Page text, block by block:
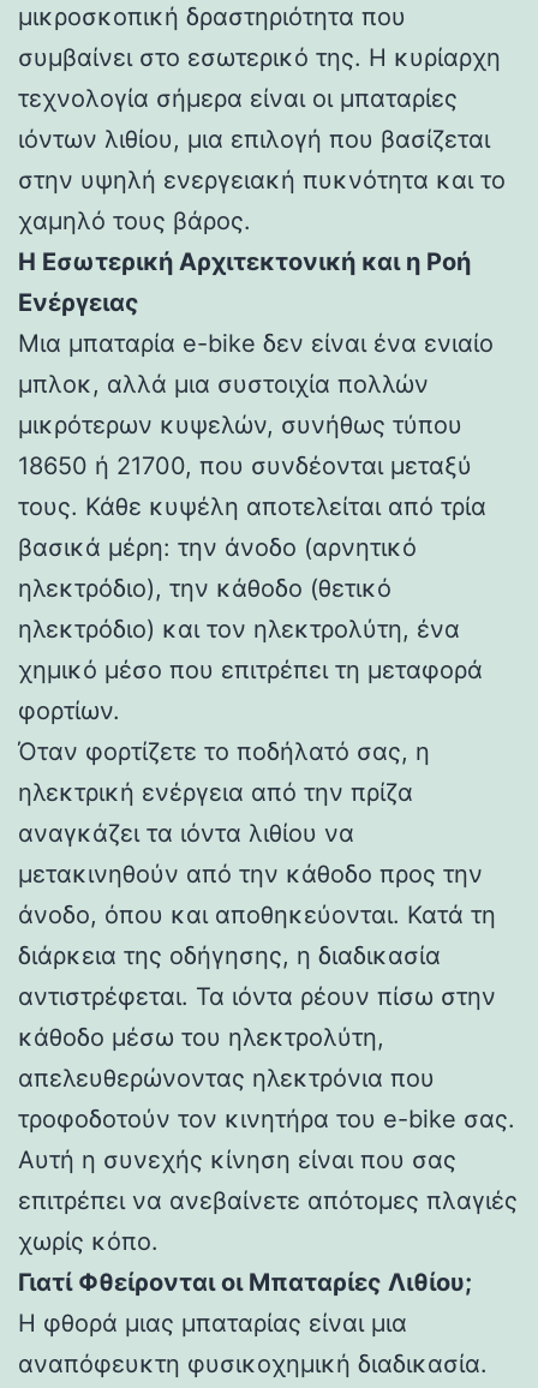
μικροσκοπική δραστηριότητα που
συμβαίνει στο εσωτερικό της. Η κυρίαρχη
τεχνολογία σήμερα είναι οι μπαταρίες
ιόντων λιθίου, μια επιλογή που βασίζεται
στην υψηλή ενεργειακή πυκνότητα και το
χαμηλό τους βάρος.
Η Εσωτερική Αρχιτεκτονική και η Ροή
Ενέργειας
Μια μπαταρία e-bike δεν είναι ένα ενιαίο
μπλοκ, αλλά μια συστοιχία πολλών
μικρότερων κυψελών, συνήθως τύπου
18650 ή 21700, που συνδέονται μεταξύ
τους. Κάθε κυψέλη αποτελείται από τρία
βασικά μέρη: την άνοδο (αρνητικό
ηλεκτρόδιο), την κάθοδο (θετικό
ηλεκτρόδιο) και τον ηλεκτρολύτη, ένα
χημικό μέσο που επιτρέπει τη μεταφορά
φορτίων.
Όταν φορτίζετε το ποδήλατό σας, η
ηλεκτρική ενέργεια από την πρίζα
αναγκάζει τα ιόντα λιθίου να
μετακινηθούν από την κάθοδο προς την
άνοδο, όπου και αποθηκεύονται. Κατά τη
διάρκεια της οδήγησης, η διαδικασία
αντιστρέφεται. Τα ιόντα ρέουν πίσω στην
κάθοδο μέσω του ηλεκτρολύτη,
απελευθερώνοντας ηλεκτρόνια που
τροφοδοτούν τον κινητήρα του e-bike σας.
Αυτή η συνεχής κίνηση είναι που σας
επιτρέπει να ανεβαίνετε απότομες πλαγιές
χωρίς κόπο.
Γιατί Φθείρονται οι Μπαταρίες Λιθίου;
Η φθορά μιας μπαταρίας είναι μια
αναπόφευκτη φυσικοχημική διαδικασία.